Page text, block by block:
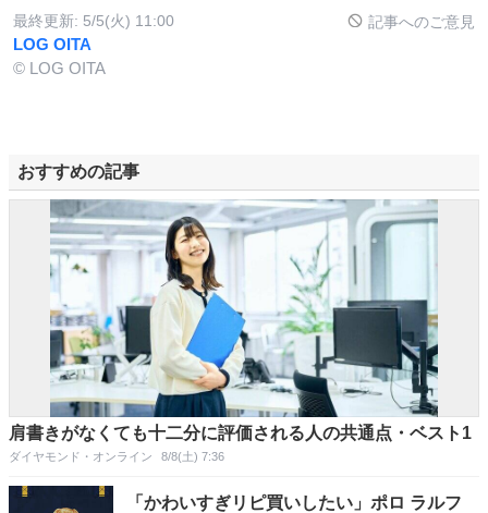
最終更新: 5/5(火) 11:00 記事へのご意見
LOG OITA
© LOG OITA
おすすめの記事
肩書きがなくても十二分に評価される人の共通点・ベスト1
ダイヤモンド・オンライン 8/8(土) 7:36
「かわいすぎリピ買いしたい」ポロ ラルフ